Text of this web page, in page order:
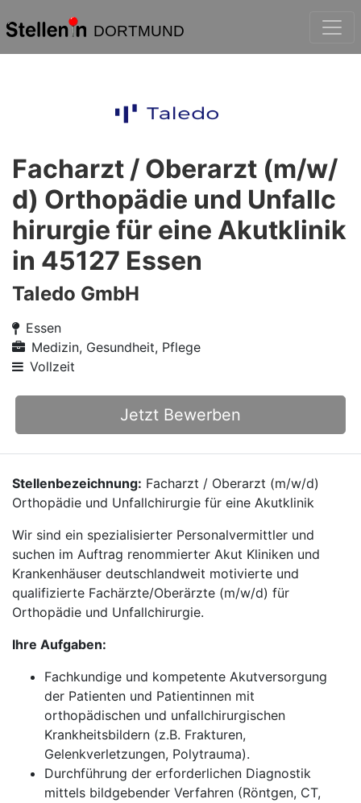
DORTMUND
Facharzt / Oberarzt (m/w/
d) Orthopädie und Unfallc
hirurgie für eine Akutklinik
in 45127 Essen
Taledo GmbH
Essen
Medizin, Gesundheit, Pflege
Vollzeit
Jetzt Bewerben
Stellenbezeichnung: Facharzt / Oberarzt (m/w/d)
Orthopädie und Unfallchirurgie für eine Akutklinik
Wir sind ein spezialisierter Personalvermittler und
suchen im Auftrag renommierter Akut Kliniken und
Krankenhäuser deutschlandweit motivierte und
qualifizierte Fachärzte/Oberärzte (m/w/d) für
Orthopädie und Unfallchirurgie.
Ihre Aufgaben:
Fachkundige und kompetente Akutversorgung
der Patienten und Patientinnen mit
orthopädischen und unfallchirurgischen
Krankheitsbildern (z.B. Frakturen,
Gelenkverletzungen, Polytrauma).
Durchführung der erforderlichen Diagnostik
mittels bildgebender Verfahren (Röntgen, CT,